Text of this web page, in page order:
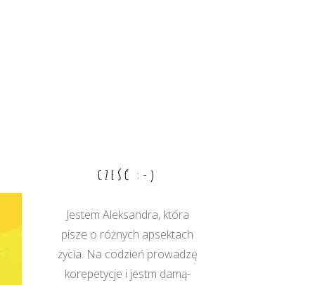
CZEŚĆ :-)
Jestem Aleksandra, która
pisze o różnych apsektach
życia. Na codzień prowadzę
korepetycje i jestm damą-